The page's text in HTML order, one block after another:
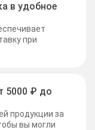
в удобное
при
5000 ₽ до
продукции за
вы могли